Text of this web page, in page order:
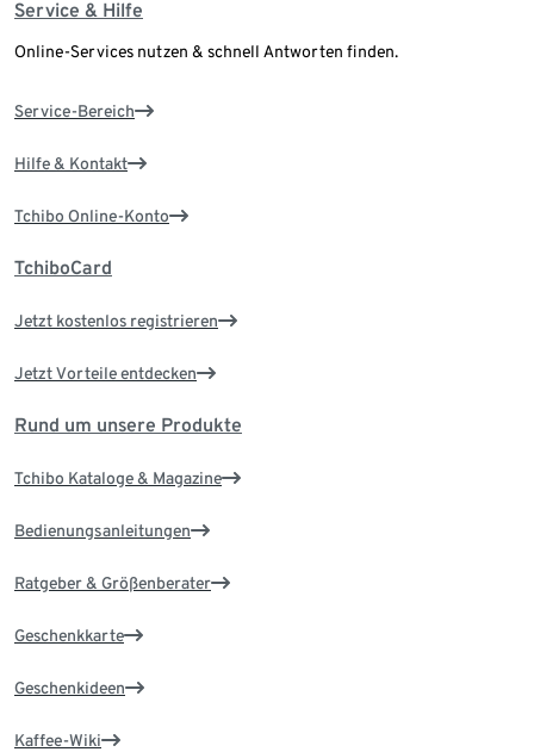
Service & Hilfe
Online-Services nutzen & schnell Antworten finden.
Service-Bereich
Hilfe & Kontakt
Tchibo Online-Konto
TchiboCard
Jetzt kostenlos registrieren
Jetzt Vorteile entdecken
Rund um unsere Produkte
Tchibo Kataloge & Magazine
Bedienungsanleitungen
Ratgeber & Größenberater
Geschenkkarte
Geschenkideen
Kaffee-Wiki